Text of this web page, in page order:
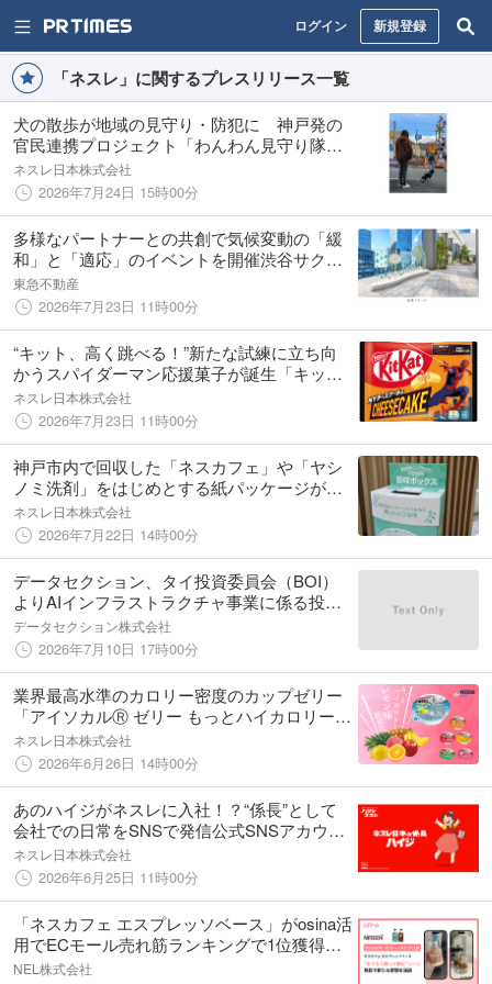
ログイン 新規登録
「ネスレ」に関するプレスリリース一覧
犬の散歩が地域の見守り・防犯に 神戸発の
官民連携プロジェクト「わんわん見守り隊」7
月24日（金）より、活動エリアを兵庫県全域
に拡大
ネスレ日本株式会社
2026年7月24日 15時00分
多様なパートナーとの共創で気候変動の「緩
和」と「適応」のイベントを開催渋谷サクラ
ステージで『GREEN COOL PARK at
SHIBUYA』実施
東急不動産
2026年7月23日 11時00分
“キット、高く跳べる！”新たな試練に立ち向
かうスパイダーマン応援菓子が誕生「キット
カット スパイダーマン NYチーズケーキ味」8
月1日（土）全国発売
ネスレ日本株式会社
2026年7月23日 11時00分
神戸市内で回収した「ネスカフェ」や「ヤシ
ノミ洗剤」をはじめとする紙パッケージがハ
ンカチとして新たな命に生まれ変わる “紙パ
ッケージの再資源化のしくみ構築プロジェク
ト”、7月22日(水)より開始
ネスレ日本株式会社
2026年7月22日 14時00分
データセクション、タイ投資委員会（BOI）
よりAIインフラストラクチャ事業に係る投資
承認を取得
データセクション株式会社
2026年7月10日 17時00分
業界最高水準のカロリー密度のカップゼリー
「アイソカルⓇ ゼリー もっとハイカロリー
レモン味」新発売！
ネスレ日本株式会社
2026年6月26日 14時00分
あのハイジがネスレに入社！？“係長”として
会社での日常をSNSで発信公式SNSアカウン
ト「ネスレ日本の係長ハイジ」6月25日（木）
より開設
ネスレ日本株式会社
2026年6月25日 11時00分
「ネスカフェ エスプレッソベース」がosina活
用でECモール売れ筋ランキングで1位獲得。
500万回再生・300件超のUGCで、“おうちで
NEL株式会社